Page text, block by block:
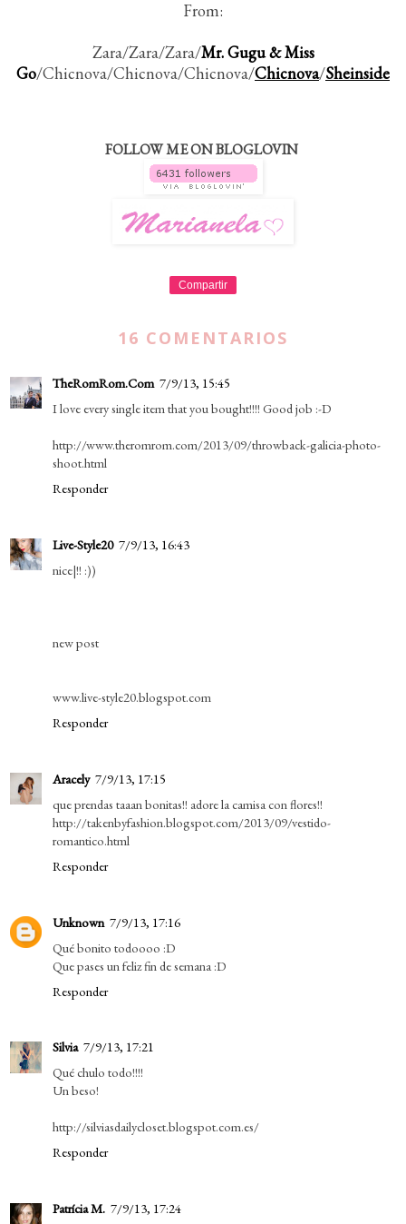
From:
Zara/Zara/Zara/Mr. Gugu & Miss
Go/Chicnova/Chicnova/Chicnova/Chicnova/Sheinside
FOLLOW ME ON BLOGLOVIN
Compartir
16 COMENTARIOS
TheRomRom.Com 7/9/13, 15:45
I love every single item that you bought!!!! Good job :-D
http://www.theromrom.com/2013/09/throwback-galicia-photo-
shoot.html
Responder
Live-Style20 7/9/13, 16:43
nice|!! :))
new post
www.live-style20.blogspot.com
Responder
Aracely 7/9/13, 17:15
que prendas taaan bonitas!! adore la camisa con flores!!
http://takenbyfashion.blogspot.com/2013/09/vestido-
romantico.html
Responder
Unknown 7/9/13, 17:16
Qué bonito todoooo :D
Que pases un feliz fin de semana :D
Responder
Silvia 7/9/13, 17:21
Qué chulo todo!!!!
Un beso!
http://silviasdailycloset.blogspot.com.es/
Responder
Patrícia M. 7/9/13, 17:24